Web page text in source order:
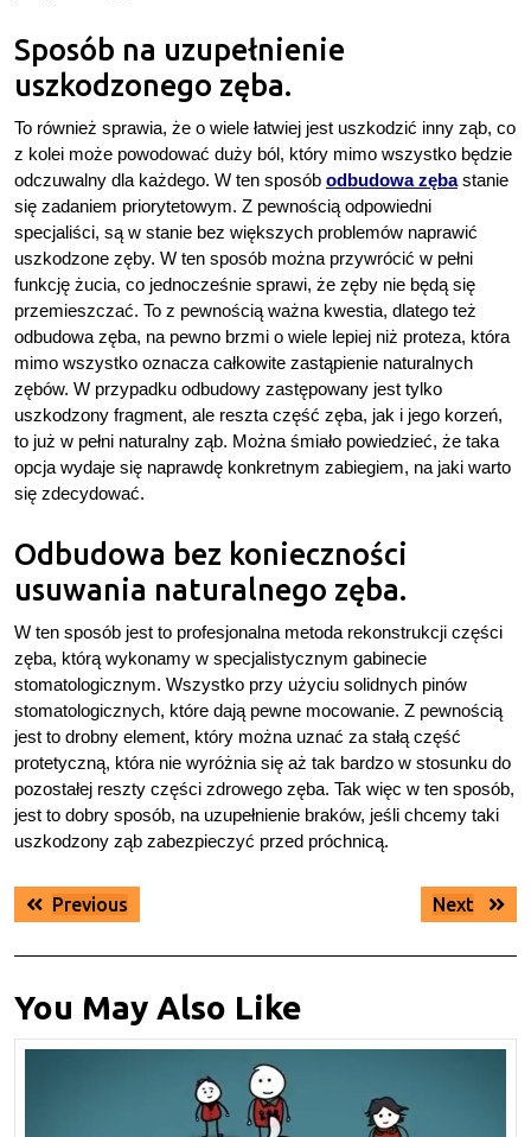
Sposób na uzupełnienie
uszkodzonego zęba.
To również sprawia, że o wiele łatwiej jest uszkodzić inny ząb, co
z kolei może powodować duży ból, który mimo wszystko będzie
odczuwalny dla każdego. W ten sposób odbudowa zębastanie
się zadaniem priorytetowym. Z pewnością odpowiedni
specjaliści, są w stanie bez większych problemów naprawić
uszkodzone zęby. W ten sposób można przywrócić w pełni
funkcję żucia, co jednocześnie sprawi, że zęby nie będą się
przemieszczać. To z pewnością ważna kwestia, dlatego też
odbudowa zęba, na pewno brzmi o wiele lepiej niż proteza, która
mimo wszystko oznacza całkowite zastąpienie naturalnych
zębów. W przypadku odbudowy zastępowany jest tylko
uszkodzony fragment, ale reszta część zęba, jak i jego korzeń,
to już w pełni naturalny ząb. Można śmiało powiedzieć, że taka
opcja wydaje się naprawdę konkretnym zabiegiem, na jaki warto
się zdecydować.
Odbudowa bez konieczności
usuwania naturalnego zęba.
W ten sposób jest to profesjonalna metoda rekonstrukcji części
zęba, którą wykonamy w specjalistycznym gabinecie
stomatologicznym. Wszystko przy użyciu solidnych pinów
stomatologicznych, które dają pewne mocowanie. Z pewnością
jest to drobny element, który można uznać za stałą część
protetyczną, która nie wyróżnia się aż tak bardzo w stosunku do
pozostałej reszty części zdrowego zęba. Tak więc w ten sposób,
jest to dobry sposób, na uzupełnienie braków, jeśli chcemy taki
uszkodzony ząb zabezpieczyć przed próchnicą.
Nawigacja
wpisu
Previous Next
Next
You May Also Like